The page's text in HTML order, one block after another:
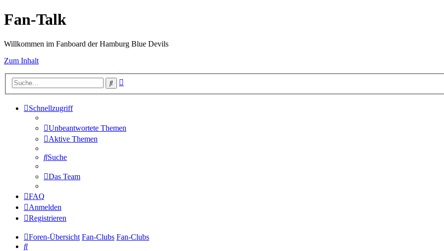
Fan-Talk
Willkommen im Fanboard der Hamburg Blue Devils
Zum Inhalt
Suche
Schnellzugriff
Unbeantwortete Themen
Aktive Themen
Suche
Das Team
FAQ
Anmelden
Registrieren
Foren-Übersicht Fan-Clubs Fan-Clubs
Suche